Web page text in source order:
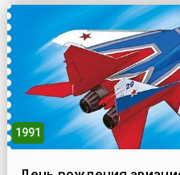
расширил полномочия
1991